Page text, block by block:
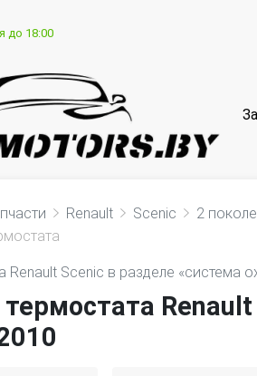
до 18:00
Renault Scenic
2
Renault Scenic в разделе «система